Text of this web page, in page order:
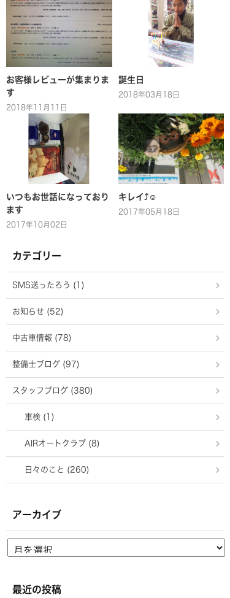
お客様レビューが集まりま
す
2018年11月11日
誕生日
2018年03月18日
いつもお世話になっており
ます
2017年10月02日
キレイ⤴☺
2017年05月18日
カテゴリー
SMS送ったろう (1)
お知らせ (52)
中古車情報 (78)
整備士ブログ (97)
スタッフブログ (380)
車検 (1)
AIRオートクラブ (8)
日々のこと (260)
アーカイブ
最近の投稿